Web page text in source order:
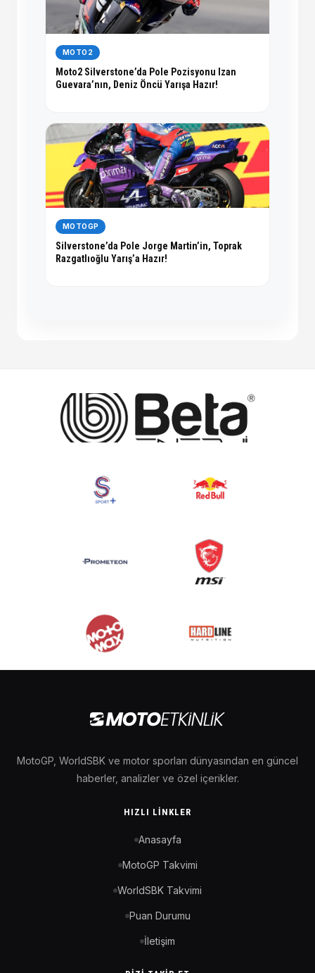
MOTO2
Moto2 Silverstone’da Pole Pozisyonu Izan
Guevara’nın, Deniz Öncü Yarışa Hazır!
MOTOGP
Silverstone’da Pole Jorge Martin’in, Toprak
Razgatlıoğlu Yarış’a Hazır!
MotoGP, WorldSBK ve motor sporları dünyasından en güncel
haberler, analizler ve özel içerikler.
HIZLI LINKLER
Anasayfa
MotoGP Takvimi
WorldSBK Takvimi
Puan Durumu
İletişim